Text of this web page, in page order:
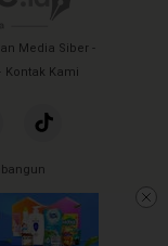
Media Siber
Kontak Kami